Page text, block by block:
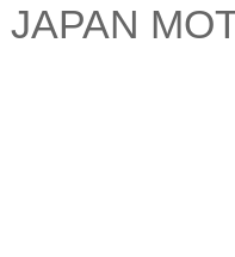
JAPAN